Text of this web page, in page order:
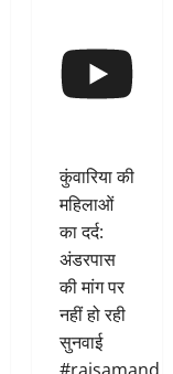
कुंवारिया की
महिलाओं
का दर्द:
अंडरपास
की मांग पर
नहीं हो रही
सुनवाई